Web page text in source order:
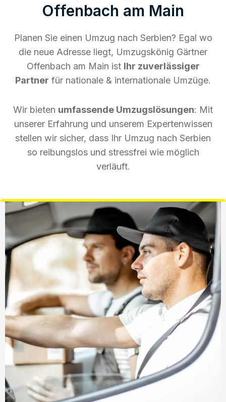
Offenbach am Main
Planen Sie einen Umzug nach Serbien? Egal wo
die neue Adresse liegt, Umzugskönig Gärtner
Offenbach am Main ist Ihr zuverlässiger
Partner für nationale & internationale Umzüge.
Wir bieten umfassende Umzugslösungen: Mit
unserer Erfahrung und unserem Expertenwissen
stellen wir sicher, dass Ihr Umzug nach Serbien
so reibungslos und stressfrei wie möglich
verläuft.